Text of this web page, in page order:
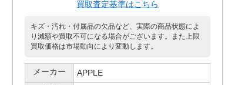
買取査定基準はこちら
キズ・汚れ・付属品の欠品など、実際の商品状態によ
り減額や買取不可になる場合がございます。また上限
買取価格は市場動向により変動します。
メーカー
APPLE